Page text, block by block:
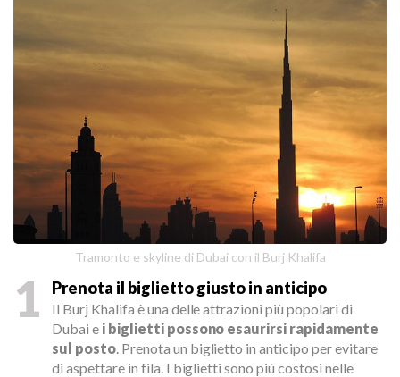
Tramonto e skyline di Dubai con il Burj Khalifa
1 Prenota il biglietto giusto in anticipo
Il Burj Khalifa è una delle attrazioni più popolari di
Dubai e i biglietti possono esaurirsi rapidamente
sul posto. Prenota un biglietto in anticipo per evitare
di aspettare in fila. I biglietti sono più costosi nelle